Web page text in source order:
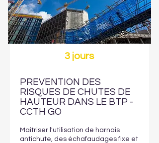
3 jours
PREVENTION DES
RISQUES DE CHUTES DE
HAUTEUR DANS LE BTP -
CCTH GO
Maitriser l'utilisation de harnais
antichute, des échafaudages fixe et